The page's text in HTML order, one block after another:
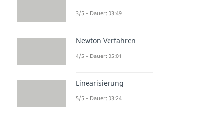
3/5 – Dauer: 03:49
Newton Verfahren
4/5 – Dauer: 05:01
Linearisierung
5/5 – Dauer: 03:24